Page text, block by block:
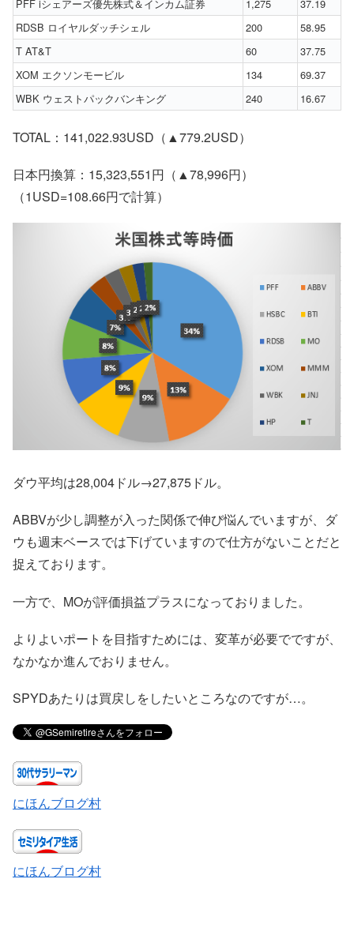
PFF iシェアーズ優先株式＆インカム証券 1,275
37.19
RDSB ロイヤルダッチシェル
200
58.95
T AT&T
60
37.75
XOM エクソンモービル
134
69.37
WBK ウェストパックバンキング
240 16.67
TOTAL：141,022.93USD（▲779.2USD）
日本円換算：15,323,551円（▲78,996円）
（1USD=108.66円で計算）
ダウ平均は28,004ドル→27,875ドル。
ABBVが少し調整が入った関係で伸び悩んでいますが、ダ
ウも週末ベースでは下げていますので仕方がないことだと
捉えております。
一方で、MOが評価損益プラスになっておりました。
よりよいポートを目指すためには、変革が必要でですが、
なかなか進んでおりません。
SPYDあたりは買戻しをしたいところなのですが…。
にほんブログ村
にほんブログ村